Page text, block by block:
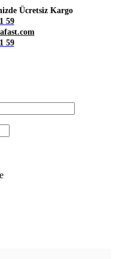
Ücretsiz Kargo
59
59